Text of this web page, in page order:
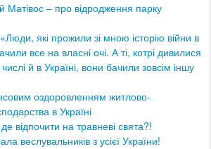
Матівос – про відродження парку
які прожили зі мною історію війни в
все на власні очі. А ті, котрі дивилися
й в Україні, вони бачили зовсім іншу
оздоровленням житлово-
в Україні
відпочити на травневі свята?!
веслувальників з усієї України!